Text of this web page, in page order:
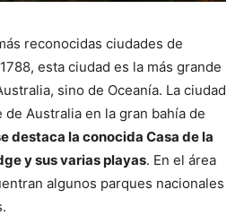
reconocidas ciudades de
esta ciudad es la más grande
sino de Oceanía. La ciudad
Australia en la gran bahía de
destaca la conocida Casa de la
y sus varias playas. En el área
algunos parques nacionales